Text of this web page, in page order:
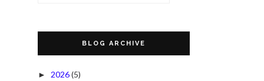
BLOG ARCHIVE
► 2026(5)